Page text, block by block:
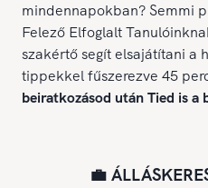
mindennapokban? Semmi
Felező Elfoglalt
szakértő segít elsajátítani a
tippekkel fűszerezve 45
beiratkozásod után Tied is a
💼